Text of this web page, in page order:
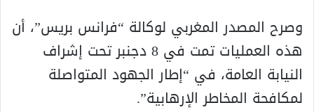
وصرح المصدر المغربي لوكالة “فرانس بريس”، أن
هذه العمليات تمت في 8 دجنبر تحت إشراف
النيابة العامة، في “إطار الجهود المتواصلة
لمكافحة المخاطر الإرهابية”.